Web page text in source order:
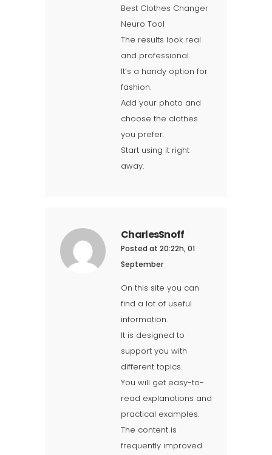
Best Clothes Changer
Neuro Tool
The results look real
and professional.
It’s a handy option for
fashion.
Add your photo and
choose the clothes
you prefer.
Start using it right
away.
CharlesSnoff
Posted at 20:22h, 01
September
On this site you can
find a lot of useful
information.
It is designed to
support you with
different topics.
You will get easy-to-
read explanations and
practical examples.
The content is
frequently improved